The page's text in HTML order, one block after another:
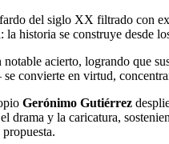
del siglo XX filtrado con
la historia se construye desde
acierto, logrando que
convierte en virtud,
Gerónimo Gutiérrez
drama y la caricatura,